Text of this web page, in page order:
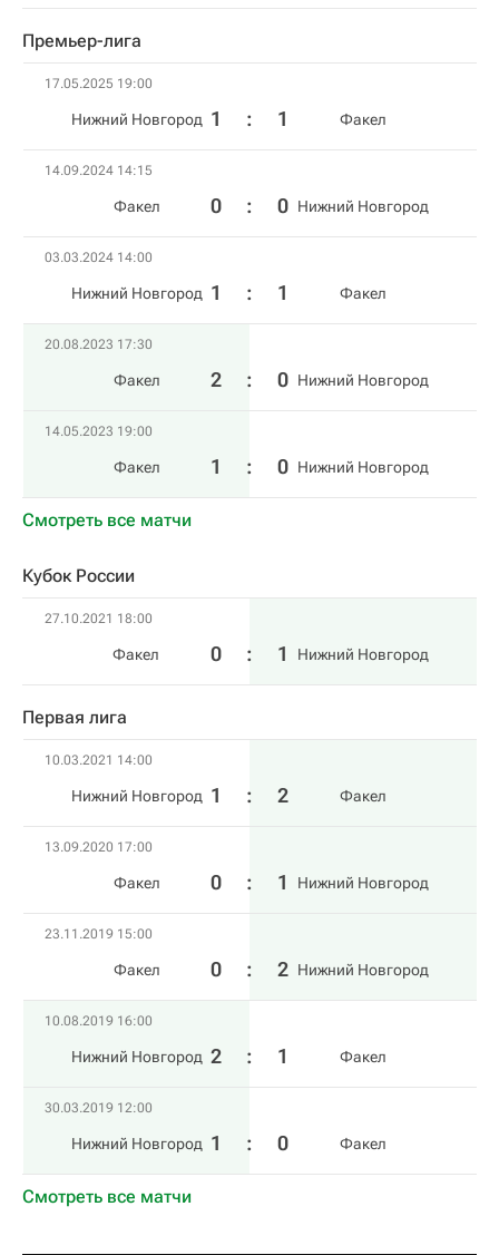
Премьер-лига
17.05.2025 19:00
Нижний Новгород 1 : 1 Факел
14.09.2024 14:15
Факел 0 : 0 Нижний Новгород
03.03.2024 14:00
Нижний Новгород 1 : 1 Факел
20.08.2023 17:30
Факел 2 : 0 Нижний Новгород
14.05.2023 19:00
Факел 1 : 0 Нижний Новгород
Смотреть все матчи
Кубок России
27.10.2021 18:00
Факел 0 : 1 Нижний Новгород
Первая лига
10.03.2021 14:00
Нижний Новгород 1 : 2 Факел
13.09.2020 17:00
Факел 0 : 1 Нижний Новгород
23.11.2019 15:00
Факел 0 : 2 Нижний Новгород
10.08.2019 16:00
Нижний Новгород 2 : 1 Факел
30.03.2019 12:00
Нижний Новгород 1 : 0 Факел
Смотреть все матчи